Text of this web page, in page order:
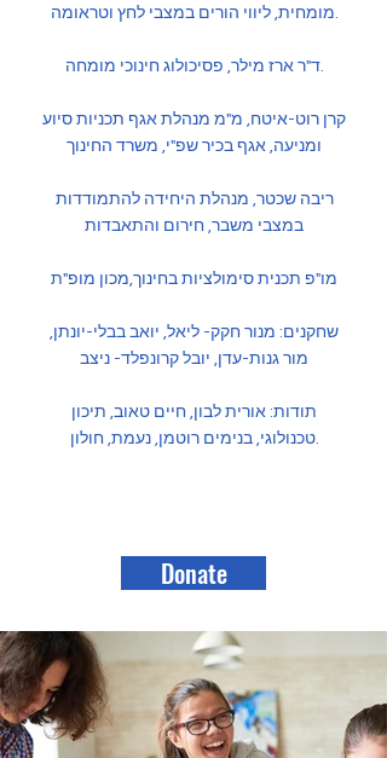
מומחית, ליווי הורים במצבי לחץ וטראומה.
ד"ר ארז מילר, פסיכולוג חינוכי מומחה.
קרן רוט-איטח, מ"מ מנהלת אגף תכניות סיוע
ומניעה, אגף בכיר שפ"י, משרד החינוך
ריבה שכטר, מנהלת היחידה להתמודדות
במצבי משבר, חירום והתאבדות
מו"פ תכנית סימולציות בחינוך,מכון מופ"ת
שחקנים: מנור חקק- ליאל, יואב בבלי-יונתן,
מור גנות-עדן, יובל קרונפלד- ניצב
תודות: אורית לבון, חיים טאוב, תיכון
טכנולוגי, בנימים רוטמן, נעמת, חולון.
Donate